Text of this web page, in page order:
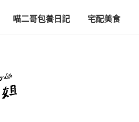
喵二哥包養日記 宅配美食